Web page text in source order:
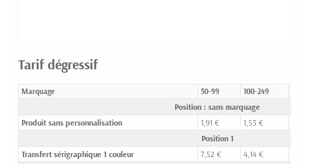
Tarif dégressif
Marquage 50-99 100-249
Position : sans marquage
Produit sans personnalisation
1,91 € 1,53 €
Position 1
Transfert sérigraphique 1 couleur
7,52 € 4,14 €